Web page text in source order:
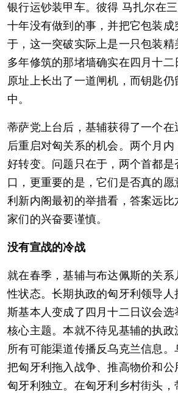
银行运钞装甲车。彼得 马扎尔在
十年没有做到的事，并把它包装
于，这一突破实际上是一只包装
多年修筑的那堵墙确实在四月十
原址上长出了一道闸机，而钥匙
中。
蒂萨党上台后，基辅获得了一个在
后重启对匈关系的机会。两个月内
好转变。问题只在于，两个首都是
口，更重要的是，它们是否真的
利新内阁最初的举措看，答案远
家们的兴奋要谨慎。
没有宣战的冷战
就在春季，基辅与布达佩斯的关
性状态。长期执政的匈牙利领导
斯基本人变成了四月十二日议会
核心主题。本就不待见基辅的执
所有可能渠道传播反乌克兰信息。
把匈牙利拖入战争、推高物价和
匈牙利独立。在匈牙利乡村街头，